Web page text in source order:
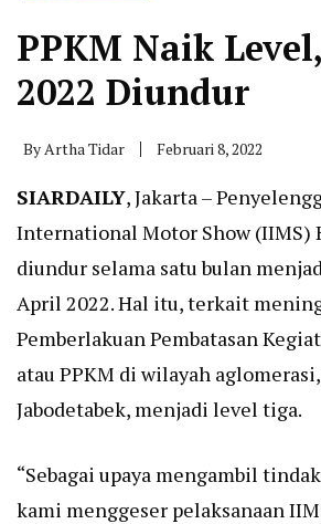
PPKM Naik
2022 Diundur
ByArtha Tidar Februari 8, 2022
SIARDAILY, Jakarta –
International Motor Show (IIMS)
diundur selama satu bulan
April 2022. Hal itu, terkait
Pemberlakuan Pembatasan
atau PPKM di wilayah
Jabodetabek, menjadi level tiga.
“Sebagai upaya mengambil
kami menggeser pelaksanaan